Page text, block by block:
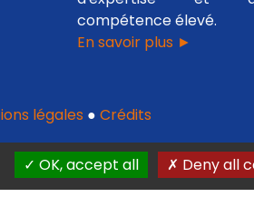
compétence élevé.
En savoir plus ►
légales ● Crédits
OK, accept all Deny all